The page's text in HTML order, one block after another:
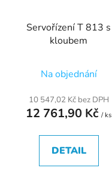
Servořízení T 813 s
kloubem
Na objednání
10 547,02 Kč bez DPH
12 761,90 Kč / ks
DETAIL